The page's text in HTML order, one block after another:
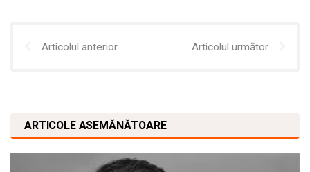
Articolul anterior Articolul următor
ARTICOLE ASEMĂNĂTOARE